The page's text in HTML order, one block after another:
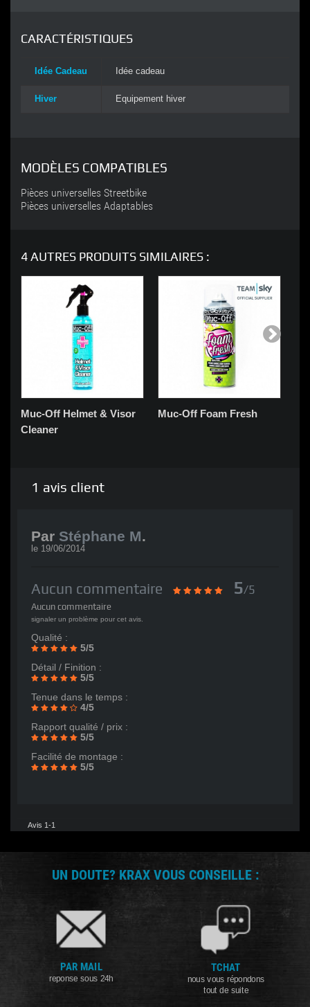
CARACTÉRISTIQUES
Idée Cadeau Idée cadeau
Hiver Equipement hiver
MODÈLES COMPATIBLES
Pièces universelles Streetbike
Pièces universelles Adaptables
4 AUTRES PRODUITS SIMILAIRES :
Muc-Off Helmet & Visor
Cleaner
Muc-Off Foam Fresh
1 avis client
Par Stéphane M.
le 19/06/2014
Aucun commentaire 5/5
Aucun commentaire
signaler un problème pour cet avis.
Qualité :
5/5
Détail / Finition :
5/5
Tenue dans le temps :
4/5
Rapport qualité / prix :
5/5
Facilité de montage :
5/5
Avis 1-1
UN DOUTE? KRAX VOUS CONSEILLE :
PAR MAIL
reponse sous 24h
TCHAT
nous vous répondons
tout de suite